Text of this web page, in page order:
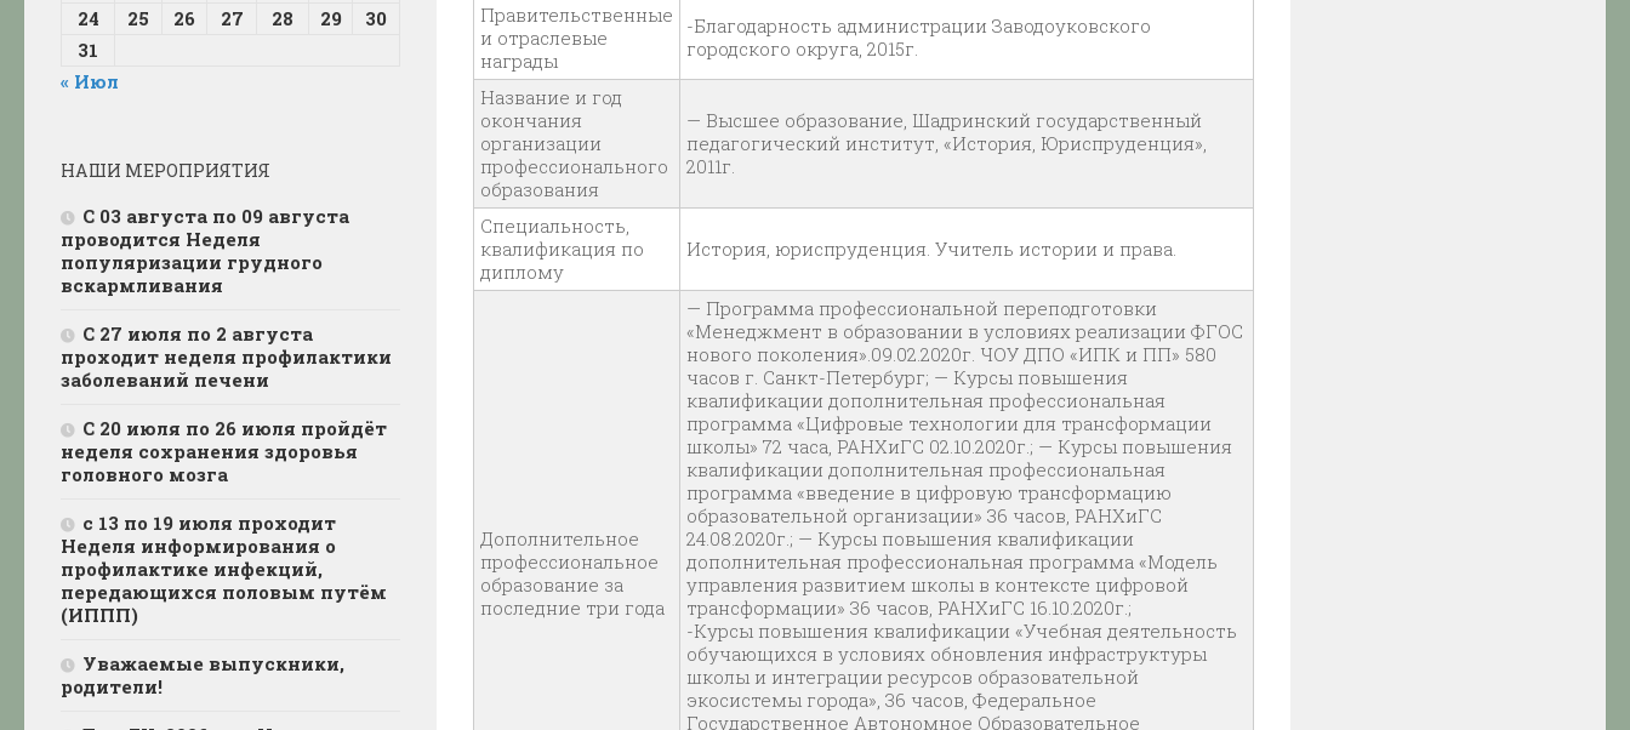
Правительственные
и отраслевые
награды
-Благодарность администрации Заводоуковского
городского округа, 2015г.
Название и год
окончания
организации
профессионального
образования
— Высшее образование, Шадринский государственный
педагогический институт, «История, Юриспруденция»,
2011г.
Специальность,
квалификация по
диплому
История, юриспруденция. Учитель истории и права.
Дополнительное
профессиональ­ное
образование за
последние три года
— Программа профессиональной переподготовки
«Менеджмент в образовании в условиях реализации ФГОС
нового поколения».09.02.2020г. ЧОУ ДПО «ИПК и ПП» 580
часов г. Санкт-Петербург; — Курсы повышения
квалификации дополнительная профессиональная
программа «Цифровые технологии для трансформации
школы» 72 часа, РАНХиГС 02.10.2020г.; — Курсы повышения
квалификации дополнительная профессиональная
программа «введение в цифровую трансформацию
образовательной организации» 36 часов, РАНХиГС
24.08.2020г.; — Курсы повышения квалификации
дополнительная профессиональная программа «Модель
управления развитием школы в контексте цифровой
трансформации» 36 часов, РАНХиГС 16.10.2020г.;
-Курсы повышения квалификации «Учебная деятельность
обучающихся в условиях обновления инфраструктуры
школы и интеграции ресурсов образовательной
экосистемы города», 36 часов, Федеральное
Государственное Автономное Образовательное
24
25 26 27 28 29
30
31
« Июл
НАШИ МЕРОПРИЯТИЯ
С 03 августа по 09 августа
проводится Неделя
популяризации грудного
вскармливания
С 27 июля по 2 августа
проходит неделя профилактики
заболеваний печени
С 20 июля по 26 июля пройдёт
неделя сохранения здоровья
головного мозга
с 13 по 19 июля проходит
Неделя информирования о
профилактике инфекций,
передающихся половым путём
(ИППП)
Уважаемые выпускники,
родители!